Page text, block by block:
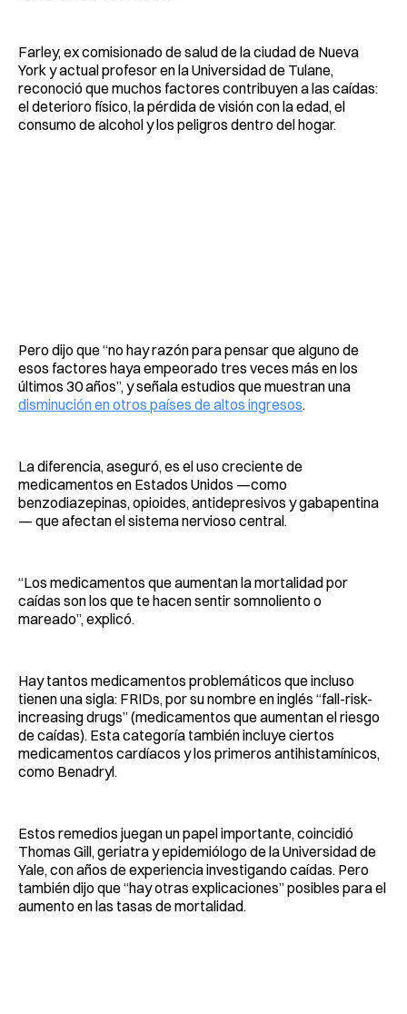
Farley, ex comisionado de salud de la ciudad de Nueva
York y actual profesor en la Universidad de Tulane,
reconoció que muchos factores contribuyen a las caídas:
el deterioro físico, la pérdida de visión con la edad, el
consumo de alcohol y los peligros dentro del hogar.
Pero dijo que “no hay razón para pensar que alguno de
esos factores haya empeorado tres veces más en los
últimos 30 años”, y señala estudios que muestran una
disminución en otros países de altos ingresos.
La diferencia, aseguró, es el uso creciente de
medicamentos en Estados Unidos —como
benzodiazepinas, opioides, antidepresivos y gabapentina
— que afectan el sistema nervioso central.
“Los medicamentos que aumentan la mortalidad por
caídas son los que te hacen sentir somnoliento o
mareado”, explicó.
Hay tantos medicamentos problemáticos que incluso
tienen una sigla: FRIDs, por su nombre en inglés “fall-risk-
increasing drugs” (medicamentos que aumentan el riesgo
de caídas). Esta categoría también incluye ciertos
medicamentos cardíacos y los primeros antihistamínicos,
como Benadryl.
Estos remedios juegan un papel importante, coincidió
Thomas Gill, geriatra y epidemiólogo de la Universidad de
Yale, con años de experiencia investigando caídas. Pero
también dijo que “hay otras explicaciones” posibles para el
aumento en las tasas de mortalidad.